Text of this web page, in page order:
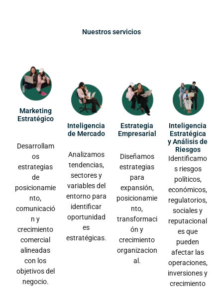
Nuestros servicios
Marketing
Estratégico
Desarrollam
os
estrategias
de
posicionamie
nto,
comunicació
n y
crecimiento
comercial
alineadas
con los
objetivos del
negocio.
Inteligencia
de Mercado
Analizamos
tendencias,
sectores y
variables del
entorno para
identificar
oportunidad
es
estratégicas.
Estrategia
Empresarial
Diseñamos
estrategias
para
expansión,
posicionamie
nto,
transformaci
ón y
crecimiento
organizacion
al.
Inteligencia
Estratégica
y Análisis de
Riesgos
Identificamo
s riesgos
políticos,
económicos,
regulatorios,
sociales y
reputacional
es que
pueden
afectar las
operaciones,
inversiones y
crecimiento